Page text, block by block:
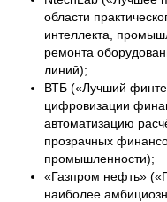
области
интеллекта,
ремонта
линий);
ВТБ («Лучший
цифровизации
автоматизацию
прозрачных
промышленности);
«Газпром нефть»
наиболее